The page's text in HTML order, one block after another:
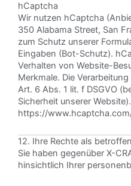
hCaptcha
Wir nutzen hCaptcha
350 Alabama Street, San
zum Schutz unserer
Eingaben (Bot-Schutz).
Verhalten von Website-
Merkmale. Die
Art. 6 Abs. 1 lit. f DSGVO
Sicherheit unserer
https://
12. Ihre Rechte als
Sie haben gegenüber X-
hinsichtlich Ihrer